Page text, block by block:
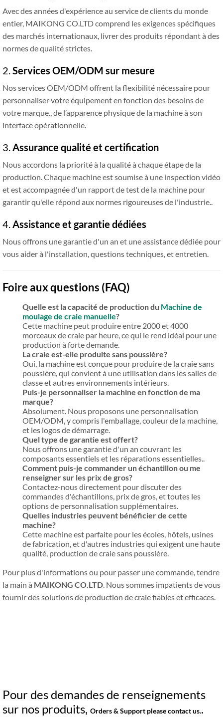
Avec des années d'expérience au service de clients du monde
entier, MAIKONG CO.LTD comprend les exigences spécifiques
des marchés internationaux, livrer des produits répondant à des
normes de qualité strictes.
2.Services OEM/ODM sur mesure
Nos services OEM/ODM offrent la flexibilité nécessaire pour
personnaliser votre équipement en fonction des besoins de
votre marque., de l’apparence physique de la machine à son
interface opérationnelle.
3.Assurance qualité et certification
Nous accordons la priorité à la qualité à chaque étape de la
production. Chaque machine est soumise à une inspection vidéo
et est accompagnée d'un rapport de test de la machine pour
garantir qu'elle répond aux normes rigoureuses de l'industrie..
4.Assistance et garantie dédiées
Nous offrons une garantie d'un an et une assistance dédiée pour
vous aider à l'installation, questions techniques, et entretien.
Foire aux questions (FAQ)
Quelle est la capacité de production du Machine de
moulage de craie manuelle?
Cette machine peut produire entre 2000 et 4000
morceaux de craie par heure, ce qui le rend idéal pour une
production à forte demande.
La craie est-elle produite sans poussière?
Oui, la machine est conçue pour produire de la craie sans
poussière, qui convient à une utilisation dans les salles de
classe et autres environnements intérieurs.
Puis-je personnaliser la machine en fonction de ma
marque?
Absolument. Nous proposons une personnalisation
OEM/ODM, y compris l'emballage, couleur de la machine,
et les logos de démarrage.
Quel type de garantie est offert?
Nous offrons une garantie d'un an couvrant les
composants essentiels et les réparations essentielles..
Comment puis-je commander un échantillon ou me
renseigner sur les prix de gros?
Contactez-nous directement pour discuter des
commandes d'échantillons, prix de gros, et toutes les
options de personnalisation supplémentaires.
Quelles industries peuvent bénéficier de cette
machine?
Cette machine est parfaite pour les écoles, hôtels, usines
de fabrication, et d'autres industries qui exigent une haute
qualité, production de craie sans poussière.
Pour plus d'informations ou pour passer une commande, tendre
la main à MAIKONG CO.LTD. Nous sommes impatients de vous
fournir des solutions de production de craie fiables et efficaces.
Pour des demandes de renseignements
sur nos produits, Orders & Support please contact us..